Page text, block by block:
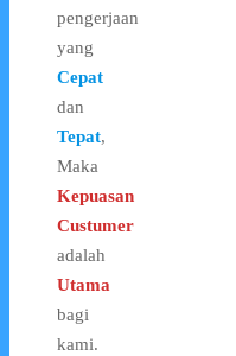
pengerjaan
yang
Cepat
dan
Tepat,
Maka
Kepuasan
Custumer
adalah
Utama
bagi
kami.